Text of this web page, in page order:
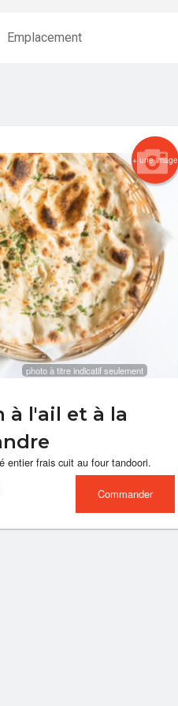
Emplacement
$3.90
+ une image
photo à titre indicatif seulement
à l'ail et à la
entier frais cuit au four tandoori.
Commander